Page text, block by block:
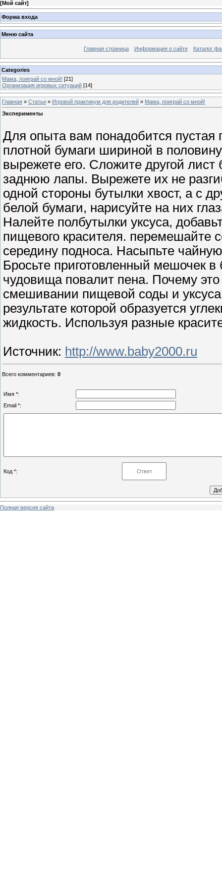
[Мой сайт]
Форма входа
Меню сайта
Главная страница Информация о сайте Каталог
Categories
Мама, поиграй со мной! [21]
Организация игровых ситуаций [14]
Главная » Статьи » Игровой практикум для родителей » Мама, поиграй со мной!
Эксперименты
Для опыта вам понадобится пустая
плотной бумаги шириной в
вырежете его. Сложите другой
заднюю лапы. Вырежете их не
одной стороны бутылки хвост, а с
белой бумаги, нарисуйте на них
Налейте полбутылки уксуса,
пищевого красителя. перемешайте
середину подноса. Насыпьте
Бросьте приготовленный мешочек в
чудовища повалит пена. Почему
смешивании пищевой соды и
результате которой образуется
жидкость. Используя разные
Источник: http://www.baby2000.ru
Всего комментариев: 0
Имя *:
Email *:
Код *:
Полная версия сайта